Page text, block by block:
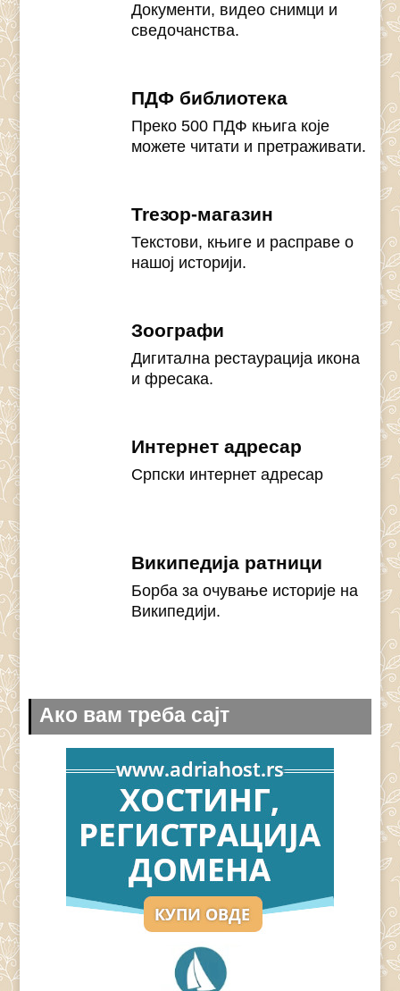
Документи, видео снимци и
сведочанства.
ПДФ библиотека
Преко 500 ПДФ књига које
можете читати и претраживати.
Treзор-магазин
Текстови, књиге и расправе о
нашој историји.
Зоографи
Дигитална рестаурација икона
и фресака.
Интернет адресар
Српски интернет адресар
Википедија ратници
Борба за очување историје на
Википедији.
Ако вам треба сајт